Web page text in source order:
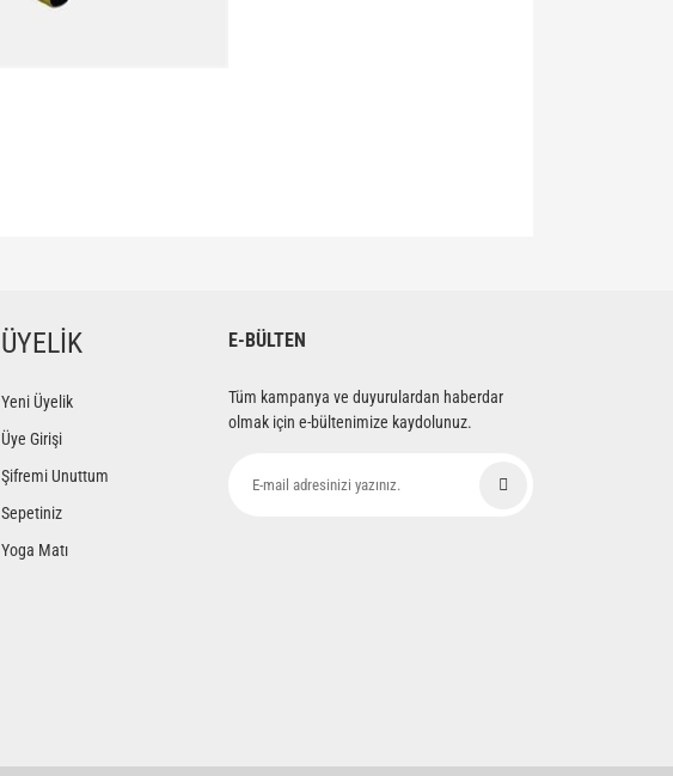
ÜYELİK
Yeni Üyelik
Üye Girişi
Şifremi Unuttum
Sepetiniz
Yoga Matı
E-BÜLTEN
Tüm kampanya ve duyurulardan haberdar
olmak için e-bültenimize kaydolunuz.